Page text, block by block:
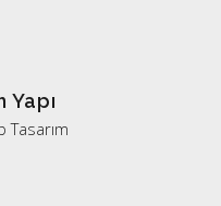
Yapı
Tasarım